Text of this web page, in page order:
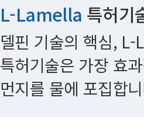
L-Lamella 특허기
델핀 기술의 핵심,
특허기술은 가장 효
먼지를 물에 포집합